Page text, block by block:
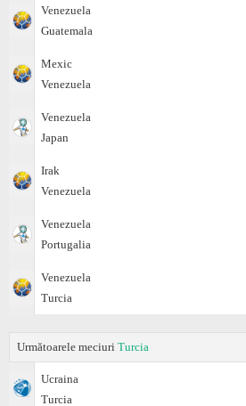
Venezuela
Guatemala
Mexic
Venezuela
Venezuela
Japan
Irak
Venezuela
Venezuela
Portugalia
Venezuela
Turcia
Următoarele meciuri Turcia
Ucraina
Turcia